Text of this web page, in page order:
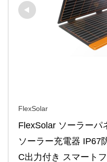
FlexSolar
FlexSolar ソーラーパ
ソーラー充電器 IP67
C出力付き スマート